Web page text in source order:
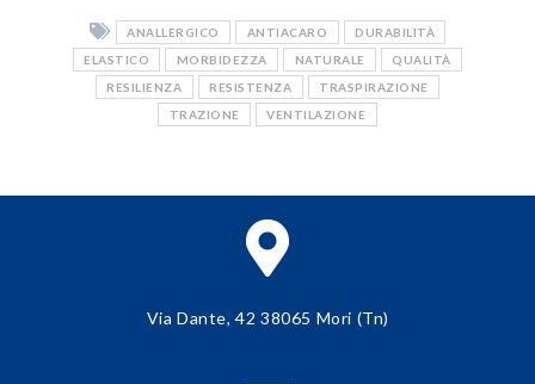
ANALLERGICO ANTIACARO
DURABILITÀ
ELASTICO
MORBIDEZZA NATURALE
QUALITÀ
RESILIENZA
RESISTENZA
TRASPIRAZIONE
TRAZIONE
VENTILAZIONE
articoli
Via Dante, 42 38065 Mori (Tn)